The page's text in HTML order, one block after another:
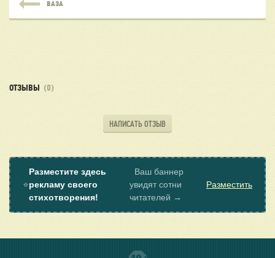
ВАЗА
ОТЗЫВЫ (0)
НАПИСАТЬ ОТЗЫВ
⭐
Разместите здесь
рекламу своего
стихотворения!
Ваш баннер
увидят сотни
читателей →
Разместить